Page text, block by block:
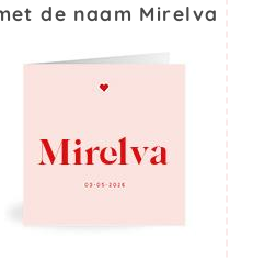
de naam Mirelva